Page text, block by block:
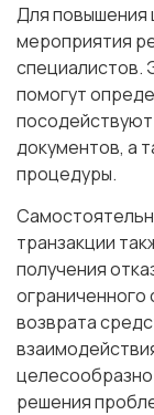
Для повышения
мероприятия
специалистов.
помогут
документов, а
процедуры.
транзакции
получения
ограниченного
возврата
целесообразно
решения